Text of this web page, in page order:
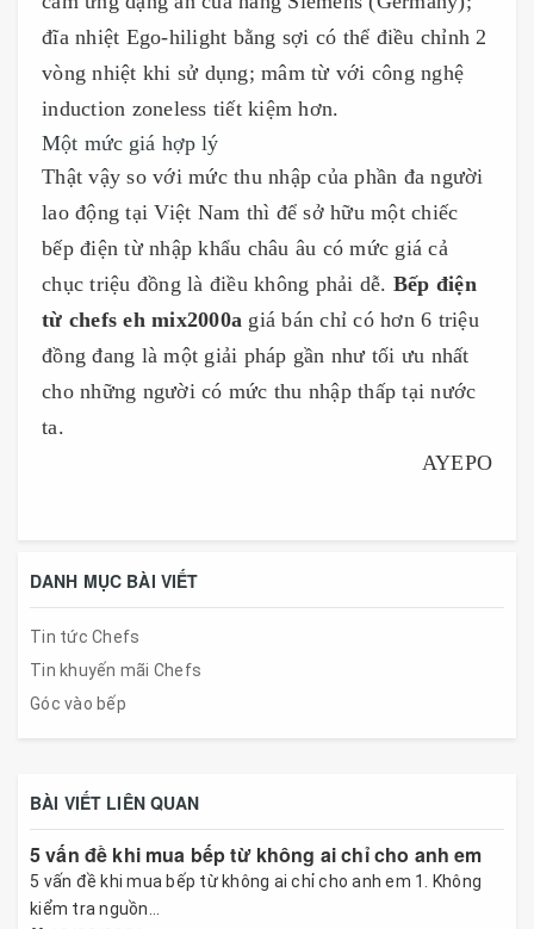
đĩa nhiệt Ego-hilight bằng sợi có thể điều chỉnh 2
vòng nhiệt khi sử dụng; mâm từ với công nghệ
induction zoneless tiết kiệm hơn.
Một mức giá hợp lý
Thật vậy so với mức thu nhập của phần đa người
lao động tại Việt Nam thì để sở hữu một chiếc
bếp điện từ nhập khẩu châu âu có mức giá cả
chục triệu đồng là điều không phải dễ. Bếp điện
từ chefs eh mix2000a giá bán chỉ có hơn 6 triệu
đồng đang là một giải pháp gần như tối ưu nhất
cho những người có mức thu nhập thấp tại nước
ta.
AYEPO
DANH MỤC BÀI VIẾT
Tin tức Chefs
Tin khuyến mãi Chefs
Góc vào bếp
BÀI VIẾT LIÊN QUAN
5 vấn đề khi mua bếp từ không ai chỉ cho anh em
5 vấn đề khi mua bếp từ không ai chỉ cho anh em 1. Không
kiểm tra nguồn...